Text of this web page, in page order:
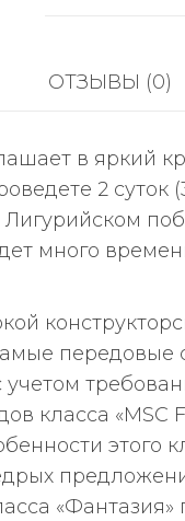
на
ОТЗЫВЫ (0)
в яркий
2 суток
много
передовые
класса «MSC
этого